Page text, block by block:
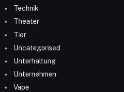
Technik
Theater
Tier
Uncategorised
Unterhaltung
Unternehmen
Vape